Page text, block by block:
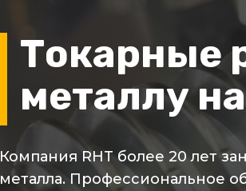
Токарные
металлу
Компания RHT более 20 лет
металла. Профессиональное